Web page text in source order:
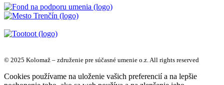
© 2025 Kolomaž – združenie pre súčasné umenie o.z. All rights reserved
Cookies používame na uloženie vašich preferencií a na lepšie